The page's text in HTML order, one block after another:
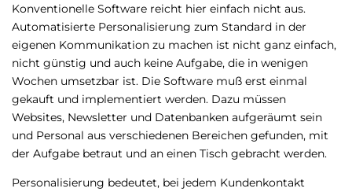
Konventionelle Software reicht hier einfach nicht aus.
Automatisierte Personalisierung zum Standard in der
eigenen Kommunikation zu machen ist nicht ganz einfach,
nicht günstig und auch keine Aufgabe, die in wenigen
Wochen umsetzbar ist. Die Software muß erst einmal
gekauft und implementiert werden. Dazu müssen
Websites, Newsletter und Datenbanken aufgeräumt sein
und Personal aus verschiedenen Bereichen gefunden, mit
der Aufgabe betraut und an einen Tisch gebracht werden.
Personalisierung bedeutet, bei jedem Kundenkontakt